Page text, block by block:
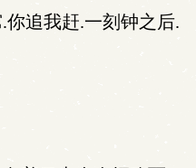
追我赶.一刻钟之后.